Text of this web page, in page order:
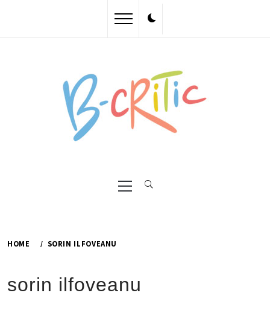
Primary
Menu
HOME SORIN ILFOVEANU
sorin ilfoveanu